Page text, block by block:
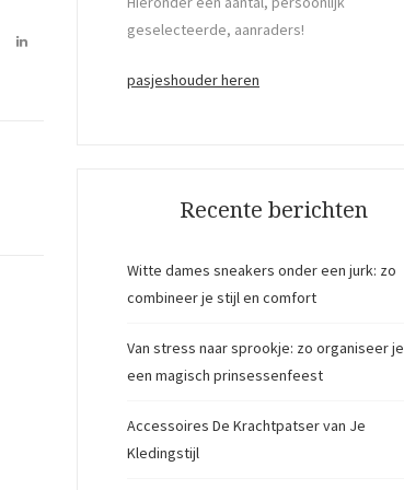
geselecteerde, aanraders!
pasjeshouder heren
Recente berichten
Witte dames sneakers onder een jurk: zo
combineer je stijl en comfort
Van stress naar sprookje: zo organiseer je
een magisch prinsessenfeest
Accessoires De Krachtpatser van Je
Kledingstijl